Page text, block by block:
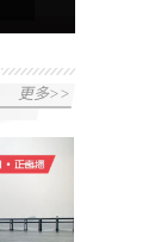
更多>>
放链